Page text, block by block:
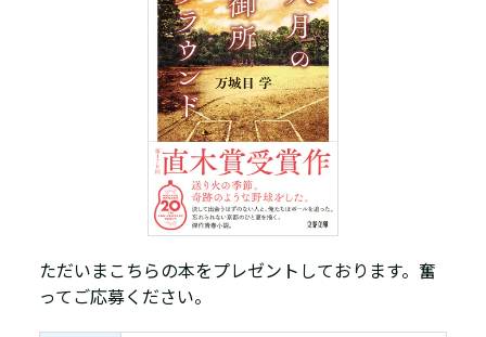
ただいまこちらの本をプレゼントしております。奮
ってご応募ください。